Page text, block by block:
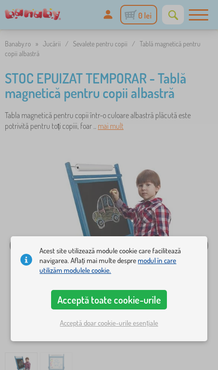
0 lei
Banaby.ro » Jucării / Sevalete pentru copii / Tablă magnetică pentru
copii albastră
STOC EPUIZAT TEMPORAR - Tablă
magnetică pentru copii albastră
Tabla magnetică pentru copii într-o culoare albastră plăcută este
potrivită pentru toți copiii, foar .. mai mult
Acest site utilizează module cookie care facilitează
navigarea. Aflați mai multe despremodul în care
utilizăm modulele cookie.
Acceptă toate cookie-urile
Acceptă doar cookie-urile esențiale